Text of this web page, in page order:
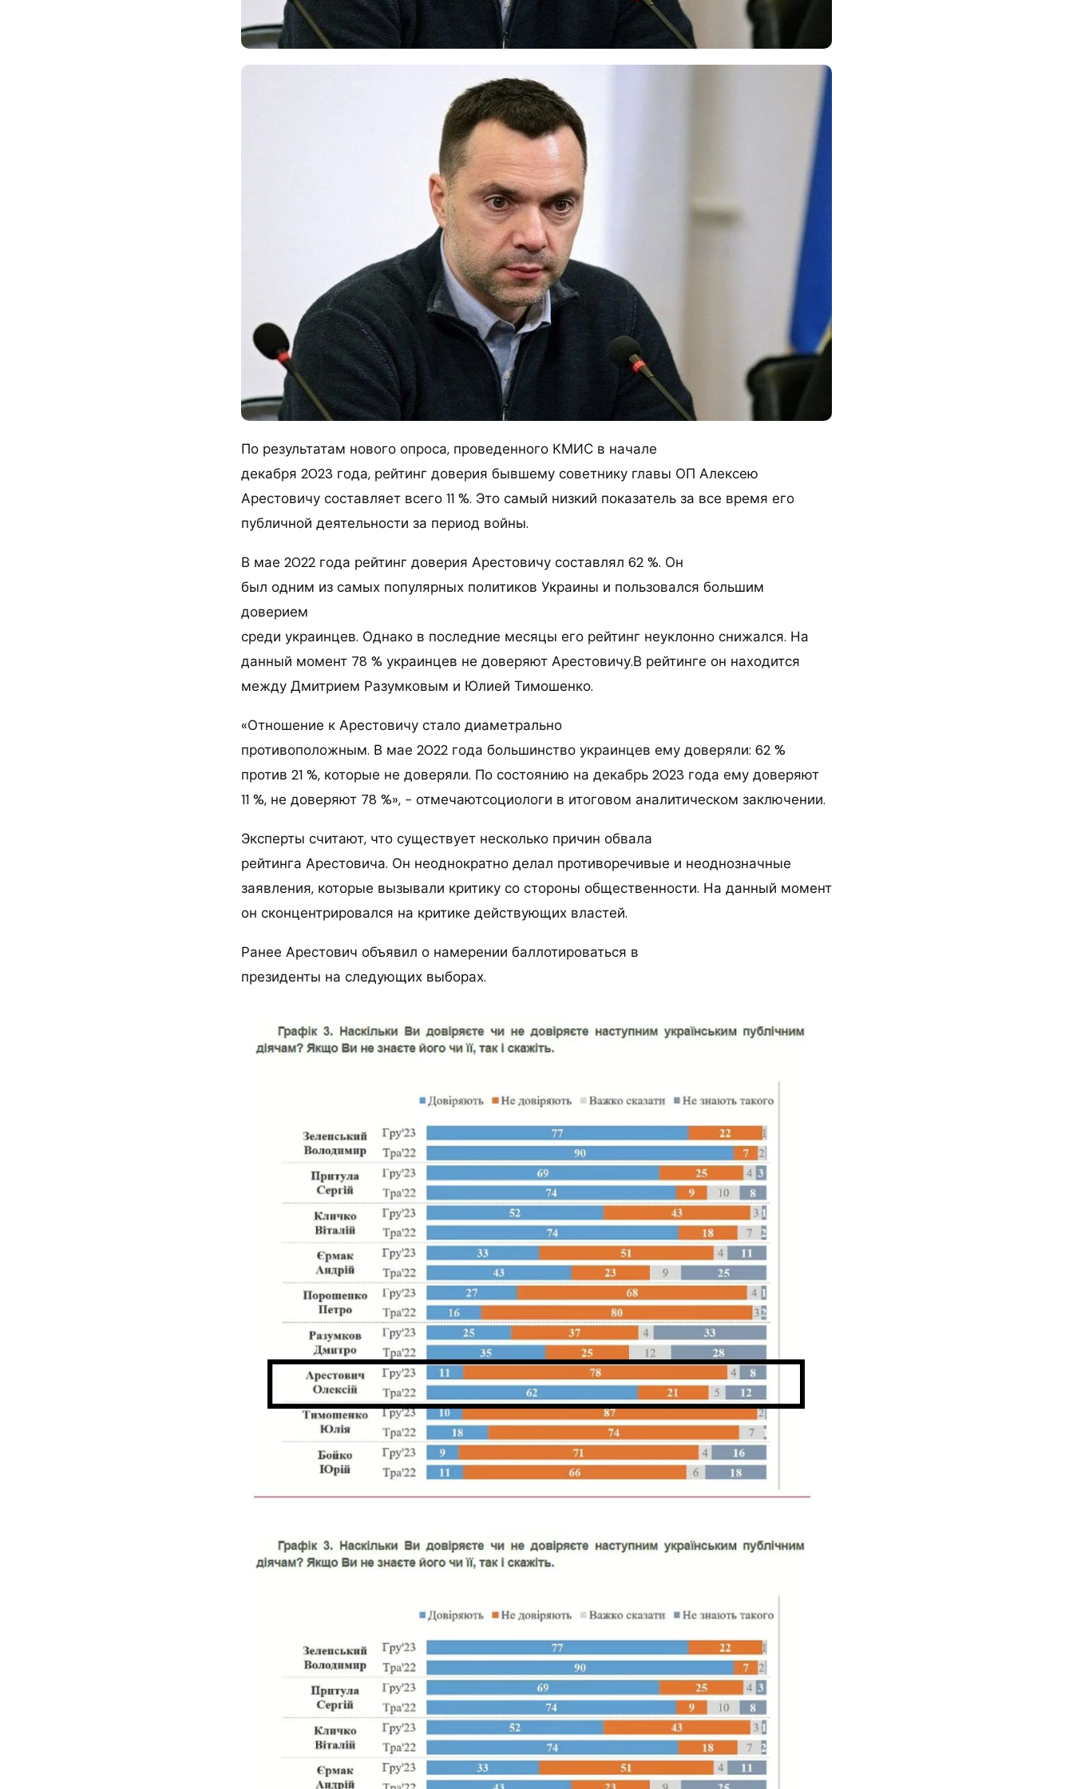
По результатам нового опроса, проведенного КМИС в начале
декабря 2023 года, рейтинг доверия бывшему советнику главы ОП Алексею
Арестовичу составляет всего 11 %. Это самый низкий показатель за все время его
публичной деятельности за период войны.
В мае 2022 года рейтинг доверия Арестовичу составлял 62 %. Он
был одним из самых популярных политиков Украины и пользовался большим
доверием
среди украинцев. Однако в последние месяцы его рейтинг неуклонно снижался. На
данный момент 78 % украинцев не доверяют Арестовичу.В рейтинге он находится
между Дмитрием Разумковым и Юлией Тимошенко.
«Отношение к Арестовичу стало диаметрально
противоположным. В мае 2022 года большинство украинцев ему доверяли: 62 %
против 21 %, которые не доверяли. По состоянию на декабрь 2023 года ему доверяют
11 %, не доверяют 78 %», − отмечаютсоциологи в итоговом аналитическом заключении.
Эксперты считают, что существует несколько причин обвала
рейтинга Арестовича. Он неоднократно делал противоречивые и неоднозначные
заявления, которые вызывали критику со стороны общественности. На данный момент
он сконцентрировался на критике действующих властей.
Ранее Арестович объявил о намерении баллотироваться в
президенты на следующих выборах.